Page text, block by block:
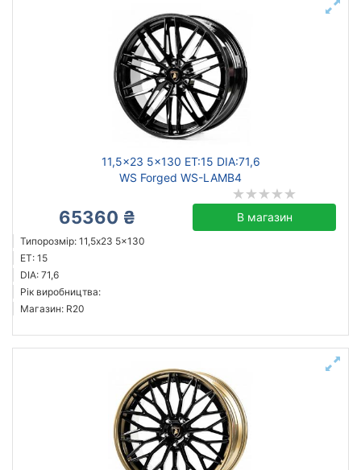
11,5x23 5x130 ET:15 DIA:71,6
WS Forged WS-LAMB4
65360 ₴ В магазин
Типорозмір: 11,5x23 5x130
ET: 15
DIA: 71,6
Рік виробництва:
Магазин: R20